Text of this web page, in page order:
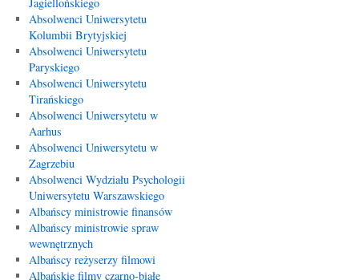
Absolwenci Uniwersytetu
Kolumbii Brytyjskiej
Absolwenci Uniwersytetu
Paryskiego
Absolwenci Uniwersytetu
Tirańskiego
Absolwenci Uniwersytetu w
Aarhus
Absolwenci Uniwersytetu w
Zagrzebiu
Absolwenci Wydziału Psychologii
Uniwersytetu Warszawskiego
Albańscy ministrowie finansów
Albańscy ministrowie spraw
wewnętrznych
Albańscy reżyserzy filmowi
Albańskie filmy czarno-białe